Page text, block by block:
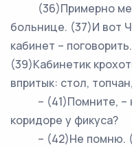
(36)Примерно
больнице. (37)И вот
кабинет –
(39)Кабинетик
впритык: стол,
– (41)Помните, –
коридоре у фикуса?
– (42)Не помню.